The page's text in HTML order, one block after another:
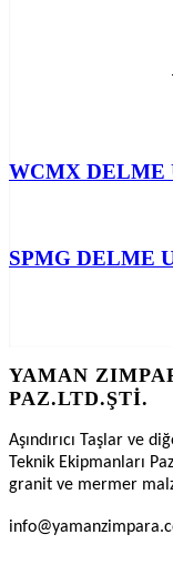
WCMX DELME
SPMG DELME
YAMAN
PAZ.LTD.ŞTI.
Aşındırıcı Taşlar ve
Teknik Ekipmanları
granit ve mermer